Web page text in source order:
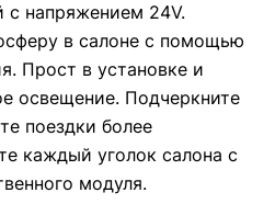
с напряжением 24V.
в салоне с помощью
Прост в установке и
освещение. Подчеркните
поездки более
каждый уголок салона с
модуля.